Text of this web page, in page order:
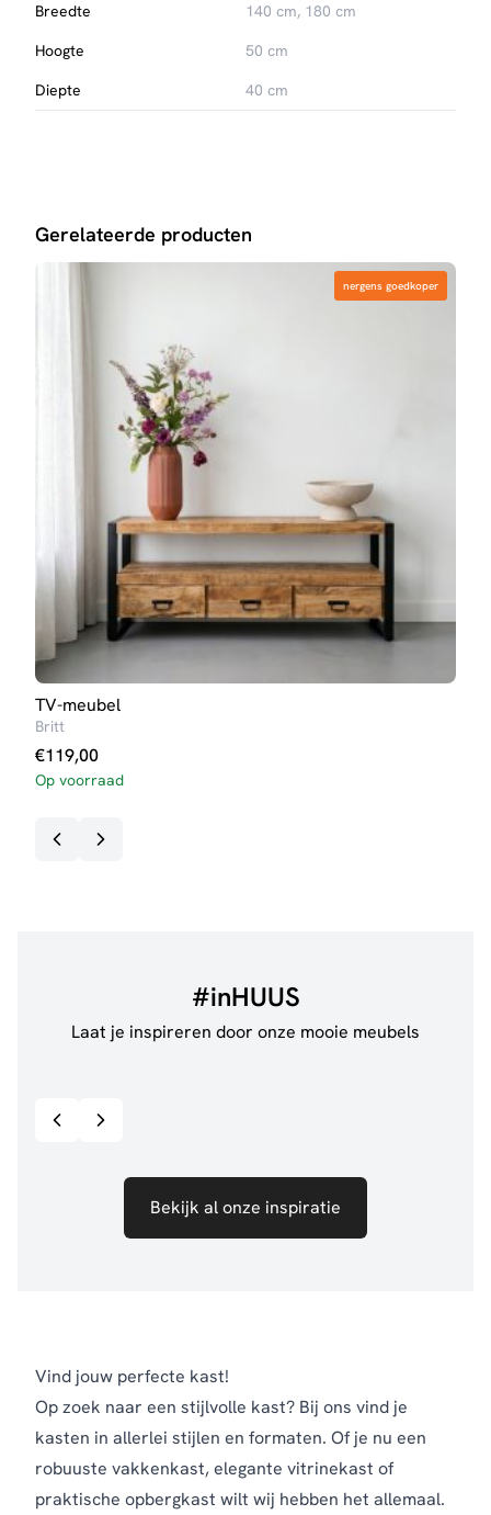
Breedte
140 cm, 180 cm
Hoogte
50 cm
Diepte
40 cm
Gerelateerde producten
nergens goedkoper
nergens goedkoper
TV-meubel
Britt
€119,00
Op voorraad
#inHUUS
Laat je inspireren door onze mooie meubels
Bekijk al onze inspiratie
Vind jouw perfecte kast!
Op zoek naar een stijlvolle kast? Bij ons vind je
kasten in allerlei stijlen en formaten. Of je nu een
robuuste vakkenkast, elegante vitrinekast of
praktische opbergkast wilt wij hebben het allemaal.